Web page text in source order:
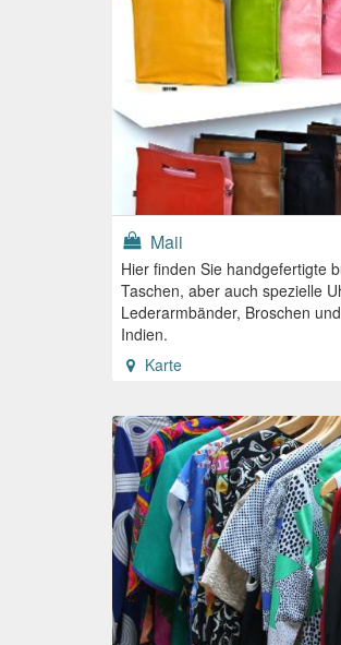
Maii
Hier finden Sie handgefertigte
Taschen, aber auch spezielle
Lederarmbänder, Broschen
Indien.
Karte